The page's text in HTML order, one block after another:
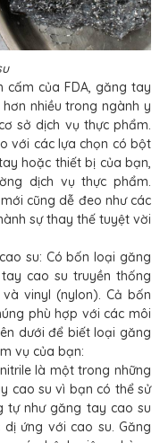
cấm của FDA, găng tay
nhiều trong ngành y
sở dịch vụ thực phẩm.
với các lựa chọn có bột
hoặc thiết bị của bạn,
dịch vụ thực phẩm.
cũng dễ đeo như các
sự thay thế tuyệt vời
su: Có bốn loại găng
cao su truyền thống
vinyl (nylon). Cả bốn
phù hợp với các môi
dưới để biết loại găng
vụ của bạn:
là một trong những
cao su vì bạn có thể sử
tự như găng tay cao su
ứng với cao su. Găng